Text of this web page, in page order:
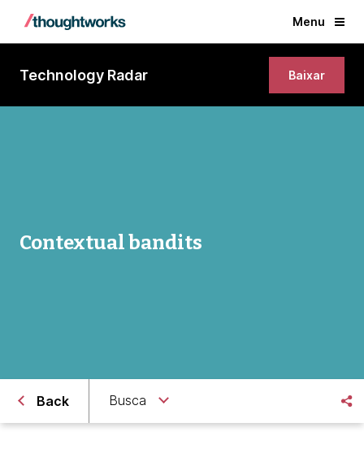
Menu
Technology Radar Baixar
Contextual bandits
Back Busca